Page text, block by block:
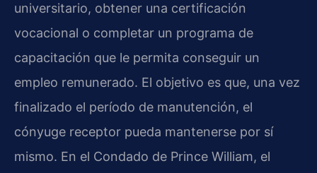
universitario, obtener una certificación
vocacional o completar un programa de
capacitación que le permita conseguir un
empleo remunerado. El objetivo es que, una vez
finalizado el período de manutención, el
cónyuge receptor pueda mantenerse por sí
mismo. En el Condado de Prince William, el